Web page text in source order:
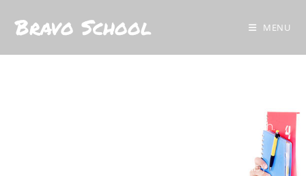
Bravo School MENU
Kursy językowe dla
Język niderlandzki nie należy do najłatwiejszych.
wytłumaczenie zasad i słówek są istotne, aby